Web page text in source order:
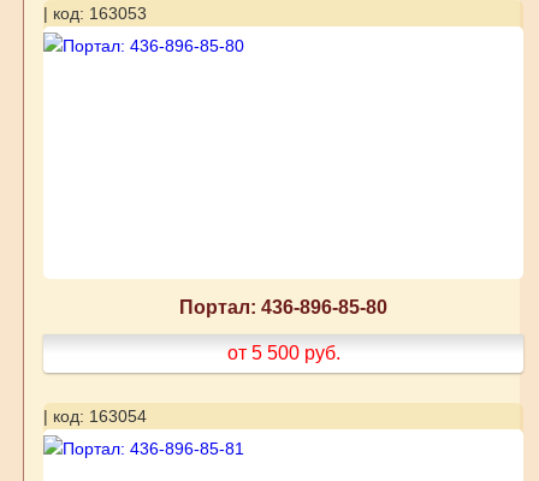
| код: 163053
Портал: 436-896-85-80
от 5 500 руб.
| код: 163054